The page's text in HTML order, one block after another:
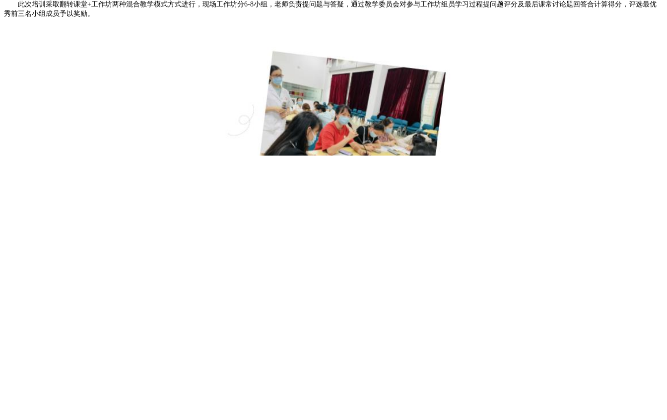
此次培训采取翻转课堂+工作坊两种混合教学模式方式进行，现场工作坊分6-8小组，老师负责提问题与答疑，通过教学委员会对参与工作坊组员学习过程提问题评分及最后课常讨论题回答合计算得分，评选最优
秀前三名小组成员予以奖励。